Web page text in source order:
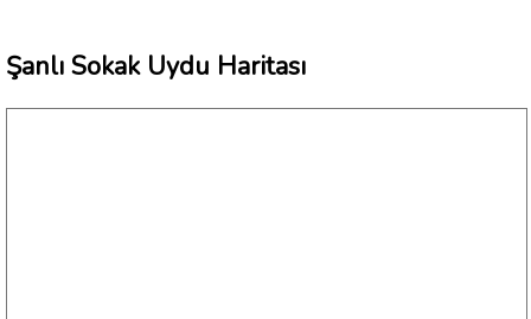
Şanlı Sokak Uydu Haritası